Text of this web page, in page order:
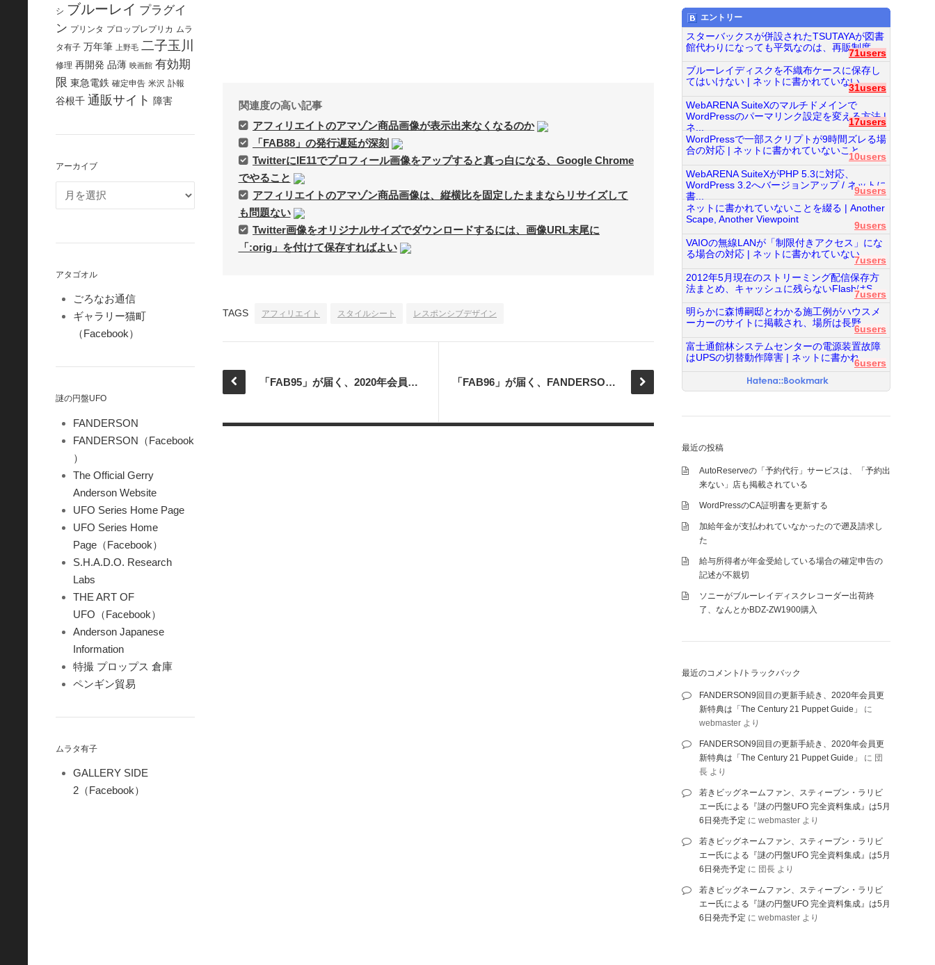
シ ブルーレイ プラグイ
ン プリンタ プロップレプリカ ムラ
タ有子 万年筆 上野毛 二子玉川
修理 再開発 品薄 映画館 有効期
限 東急電鉄 確定申告 米沢 訃報
谷根千 通販サイト 障害
アーカイブ
アタゴオル
ごろなお通信
ギャラリー猫町
（Facebook）
謎の円盤UFO
FANDERSON
FANDERSON（Facebook
）
The Official Gerry
Anderson Website
UFO Series Home Page
UFO Series Home
Page（Facebook）
S.H.A.D.O. Research
Labs
THE ART OF
UFO（Facebook）
Anderson Japanese
Information
特撮 プロップス 倉庫
ペンギン貿易
ムラタ有子
GALLERY SIDE
2（Facebook）
関連度の高い記事
アフィリエイトのアマゾン商品画像が表示出来なくなるのか
「FAB88」の発行遅延が深刻
TwitterにIE11でプロフィール画像をアップすると真っ白になる、Google Chrome
でやること
アフィリエイトのアマゾン商品画像は、縦横比を固定したままならリサイズして
も問題ない
Twitter画像をオリジナルサイズでダウンロードするには、画像URL末尾に
「:orig」を付けて保存すればよい
TAGS アフィリエイト スタイルシート レスポンシブデザイン
「FAB95」が届く、2020年会員更新特典「CENTURY 21 THE COMPLETE PUPPET CATALOGUE」と缶バッジ同封 「FAB96」が届く、FANDERSONグッズとして49年ぶりに「UFO ANNUAL 1972」発行
エントリー
スターバックスが併設されたTSUTAYAが図書
館代わりになっても平気なのは、再販制度...
71users
ブルーレイディスクを不織布ケースに保存し
てはいけない | ネットに書かれていない...
31users
WebARENA SuiteXのマルチドメインで
WordPressのパーマリンク設定を変える方法 |
ネ...
17users
WordPressで一部スクリプトが9時間ズレる場
合の対応 | ネットに書かれていないこと...
10users
WebARENA SuiteXがPHP 5.3に対応、
WordPress 3.2へバージョンアップ / ネットに
書...
9users
ネットに書かれていないことを綴る | Another
Scape, Another Viewpoint
9users
VAIOの無線LANが「制限付きアクセス」にな
る場合の対応 | ネットに書かれていない...
7users
2012年5月現在のストリーミング配信保存方
法まとめ、キャッシュに残らないFlashはS...
7users
明らかに森博嗣邸とわかる施工例がハウスメ
ーカーのサイトに掲載され、場所は長野...
6users
富士通館林システムセンターの電源装置故障
はUPSの切替動作障害 | ネットに書かれ...
6users
最近の投稿
AutoReserveの「予約代行」サービスは、「予約出
来ない」店も掲載されている
WordPressのCA証明書を更新する
加給年金が支払われていなかったので遡及請求し
た
給与所得者が年金受給している場合の確定申告の
記述が不親切
ソニーがブルーレイディスクレコーダー出荷終
了、なんとかBDZ-ZW1900購入
最近のコメント/トラックバック
FANDERSON9回目の更新手続き、2020年会員更
新特典は「The Century 21 Puppet Guide」
に
webmaster より
FANDERSON9回目の更新手続き、2020年会員更
新特典は「The Century 21 Puppet Guide」
に 団
長 より
若きビッグネームファン、スティーブン・ラリビ
エー氏による『謎の円盤UFO 完全資料集成』は5月
6日発売予定 に webmaster より
若きビッグネームファン、スティーブン・ラリビ
エー氏による『謎の円盤UFO 完全資料集成』は5月
6日発売予定 に 団長 より
若きビッグネームファン、スティーブン・ラリビ
エー氏による『謎の円盤UFO 完全資料集成』は5月
6日発売予定 に webmaster より